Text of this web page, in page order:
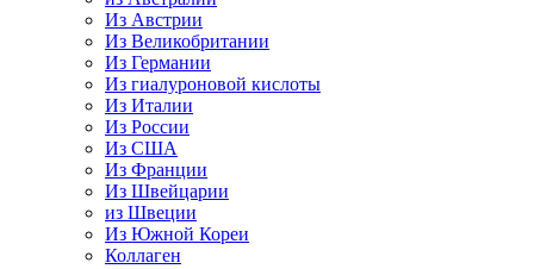
Из Австрии
Из Великобритании
Из Германии
Из гиалуроновой кислоты
Из Италии
Из России
Из США
Из Франции
Из Швейцарии
из Швеции
Из Южной Кореи
Коллаген